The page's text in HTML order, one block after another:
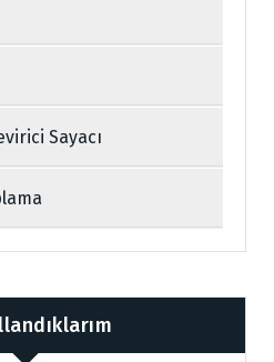
Sayacı